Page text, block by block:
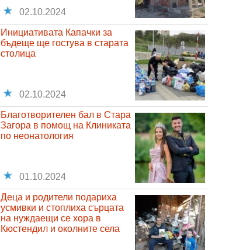
02.10.2024
Инициативата Капачки за
бъдеще ще гостува в старата
столица
02.10.2024
Благотворителен бал в Стара
Загора в помощ на Клиниката
по неонатология
01.10.2024
Деца и родители подариха
усмивки и стоплиха сърцата
на нуждаещи се хора в
Кюстендил и околните села